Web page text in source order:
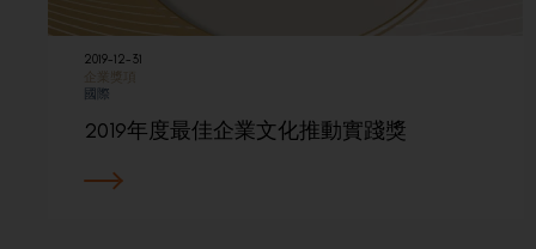
2019-12-31
企業獎項
國際
2019年度最佳企業文化推動實踐獎